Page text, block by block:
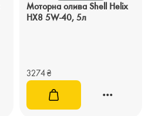
Моторна олива Shell Helix
HX8 5W-40, 5л
3274₴